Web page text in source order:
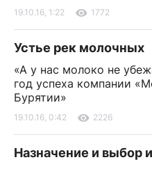
19.10.16, 1:22 1772
Устье рек молочных
«А у нас молоко не
год успеха компании
Бурятии»
19.10.16, 0:42 2226
Назначение и выбор